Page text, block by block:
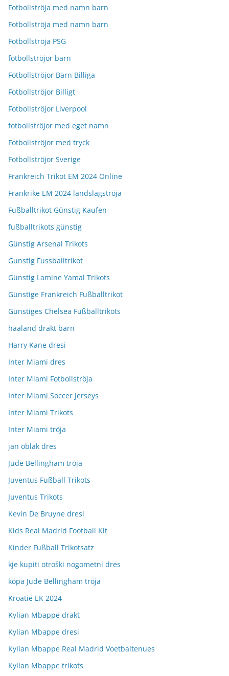
Fotbollströja med namn barn
Fotbollströja med namn barn
Fotbollströja PSG
fotbollströjor barn
Fotbollströjor Barn Billiga
Fotbollströjor Billigt
Fotbollströjor Liverpool
fotbollströjor med eget namn
Fotbollströjor med tryck
Fotbollströjor Sverige
Frankreich Trikot EM 2024 Online
Frankrike EM 2024 landslagströja
Fußballtrikot Günstig Kaufen
fußballtrikots günstig
Günstig Arsenal Trikots
Gunstig Fussballtrikot
Günstig Lamine Yamal Trikots
Günstige Frankreich Fußballtrikot
Günstiges Chelsea Fußballtrikots
haaland drakt barn
Harry Kane dresi
Inter Miami dres
Inter Miami Fotbollströja
Inter Miami Soccer Jerseys
Inter Miami Trikots
Inter Miami tröja
jan oblak dres
Jude Bellingham tröja
Juventus Fußball Trikots
Juventus Trikots
Kevin De Bruyne dresi
Kids Real Madrid Football Kit
Kinder Fußball Trikotsatz
kje kupiti otroški nogometni dres
köpa Jude Bellingham tröja
Kroatië EK 2024
Kylian Mbappe drakt
Kylian Mbappe dresi
Kylian Mbappe Real Madrid Voetbaltenues
Kylian Mbappe trikots